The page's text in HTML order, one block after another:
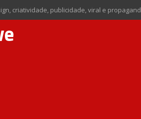
criatividade, publicidade, viral e